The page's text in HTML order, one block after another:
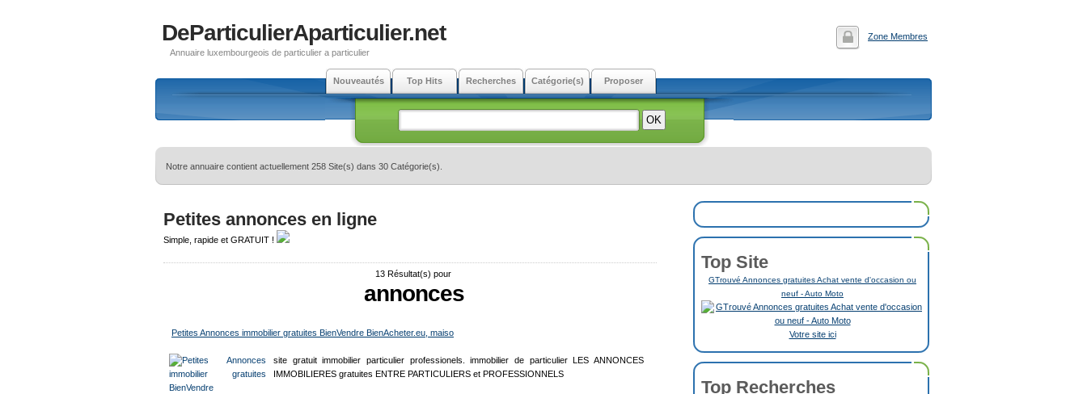
Zone Membres
DeParticulierAparticulier.net
Annuaire luxembourgeois de particulier a particulier
Nouveautés Top Hits Recherches Catégorie(s) Proposer
Notre annuaire contient actuellement 258 Site(s) dans 30 Catégorie(s).
Petites annonces en ligne
Simple, rapide et GRATUIT !
13 Résultat(s) pour
annonces
Petites Annonces immobilier gratuites BienVendre BienAcheter.eu, maiso
site gratuit immobilier particulier professionels. immobilier de particulier LES ANNONCES
IMMOBILIERES gratuites ENTRE PARTICULIERS et PROFESSIONNELS
Top Site
GTrouvé Annonces gratuites Achat vente d'occasion ou
neuf - Auto Moto
Votre site ici
Top Recherches